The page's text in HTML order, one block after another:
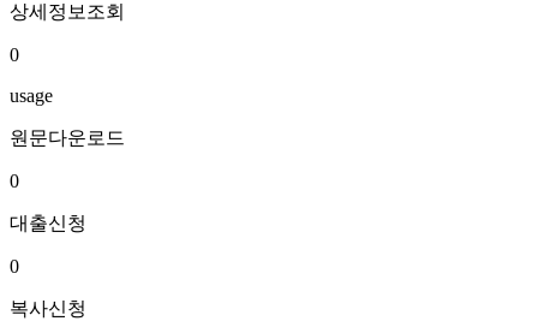
상세정보조회
0
usage
원문다운로드
0
대출신청
0
복사신청